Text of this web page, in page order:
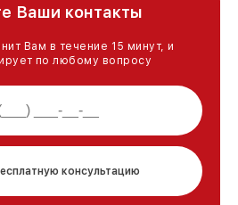
Ваши контакты
Вам в течение 15 минут, и
по любому вопросу
консультацию